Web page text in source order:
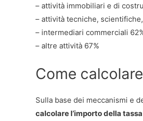
– attività immobiliari e di
– attività tecniche,
– intermediari commerciali
– altre attività 67%
Come
Sulla base dei meccanismi e
calcolare l’importo della